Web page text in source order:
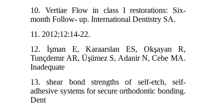
10. Vertiae Flow in class I restorations: Six-
month Follow- up. International Dentistry SA.
11. 2012;12:14-22.
12. İşman E, Karaarslan ES, Okşayan R,
Tunçdemır AR, Üşümez S, Adanir N, Cebe MA.
Inadequate
13. shear bond strengths of self-etch, self-
adhesive systems for secure orthodontic bonding.
Dent